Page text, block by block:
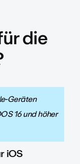
die
Geräten
16 und höher
iOS